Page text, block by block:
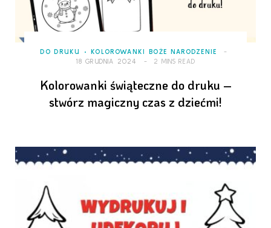
DO DRUKU
KOLOROWANKI BOŻE NARODZENIE
18 GRUDNIA 2024
2 MINS READ
Kolorowanki świąteczne do druku –
stwórz magiczny czas z dziećmi!